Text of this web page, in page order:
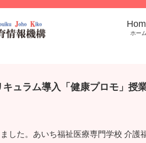
ホーム
キュラム導入「健康プロモ」授
した。あいち福祉医療専門学校 介護